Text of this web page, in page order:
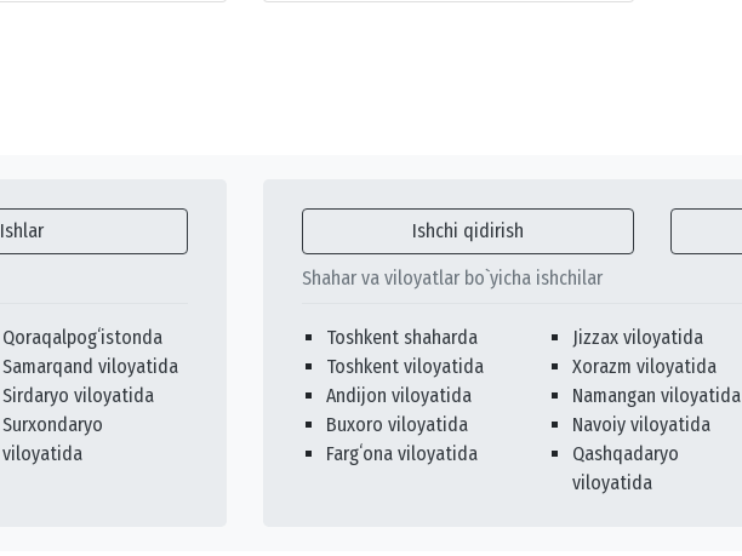
Ishlar
Qoraqalpogʻistonda
Samarqand viloyatida
Sirdaryo viloyatida
Surxondaryo
viloyatida
Ishchi qidirish
Shahar va viloyatlar bo`yicha ishchilar
Toshkent shaharda
Toshkent viloyatida
Andijon viloyatida
Buxoro viloyatida
Fargʻona viloyatida
Jizzax viloyatida
Xorazm viloyatida
Namangan viloyatida
Navoiy viloyatida
Qashqadaryo
viloyatida